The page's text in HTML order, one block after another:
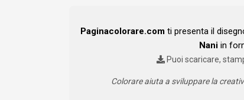
Paginacolorare.com ti presenta il
Nani in
Puoi scaricare,
Colorare aiuta a sviluppare la